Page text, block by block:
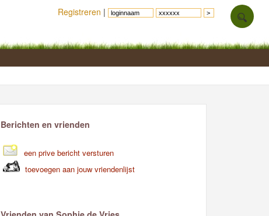
Berichten en vrienden
een prive bericht versturen
toevoegen aan jouw vriendenlijst
Registreren |